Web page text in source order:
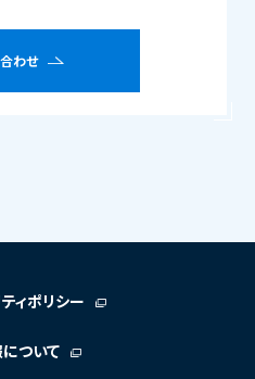
わせ
ィポリシー
ついて